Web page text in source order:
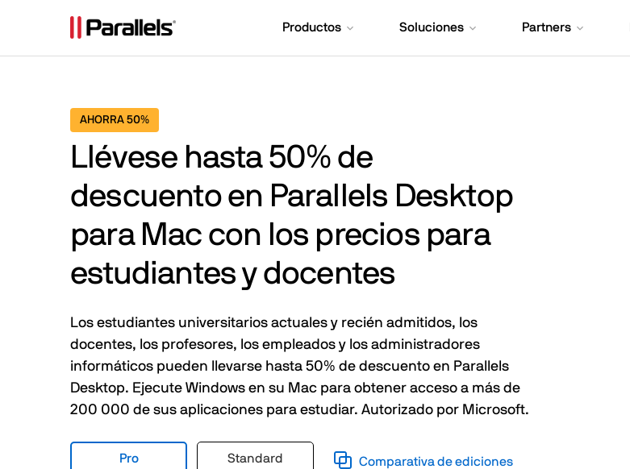
Productos Soluciones Partners
AHORRA 50%
Llévese hasta 50% de
descuento en Parallels Desktop
para Mac con los precios para
estudiantes y docentes
Los estudiantes universitarios actuales y recién admitidos, los
docentes, los profesores, los empleados y los administradores
informáticos pueden llevarse hasta 50% de descuento en Parallels
Desktop. Ejecute Windows en su Mac para obtener acceso a más de
200 000 de sus aplicaciones para estudiar. Autorizado por Microsoft.
Pro Standard Comparativa de ediciones